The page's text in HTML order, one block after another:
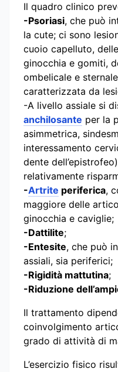
Il quadro clinico
-Psoriasi, che può
la cute; ci sono
cuoio capelluto,
ginocchia e gomiti,
ombelicale e
caratterizzata da
-A livello assiale si
anchilosante per la
asimmetrica,
interessamento
dente
relativamente
-Artrite periferica,
maggiore delle
ginocchia e caviglie;
-Dattilite;
-Entesite, che può
assiali, sia periferici;
-Rigidità mattutina;
-Riduzione
Il trattamento
coinvolgimento
grado di attività di
L’esercizio fisico